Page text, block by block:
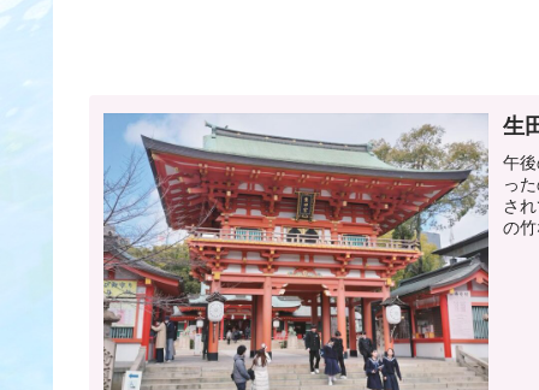
生
午
っ
さ
の